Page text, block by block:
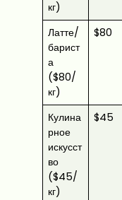
кг)
Латте/
барист
а
($80/
кг)
$80
Кулина
рное
искусст
во
($45/
кг)
$45